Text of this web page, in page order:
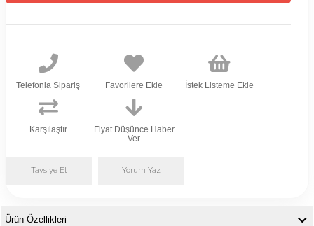
Telefonla Sipariş Favorilere Ekle İstek Listeme Ekle
Karşılaştır
Fiyat Düşünce Haber
Ver
Tavsiye Et Yorum Yaz
Ürün Özellikleri